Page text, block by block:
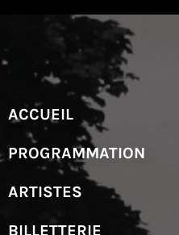
ACCUEIL
PROGRAMMATION
ARTISTES
BILLETTERIE